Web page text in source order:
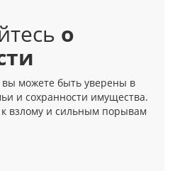
о
можете быть уверены в
и сохранности имущества.
взлому и сильным порывам